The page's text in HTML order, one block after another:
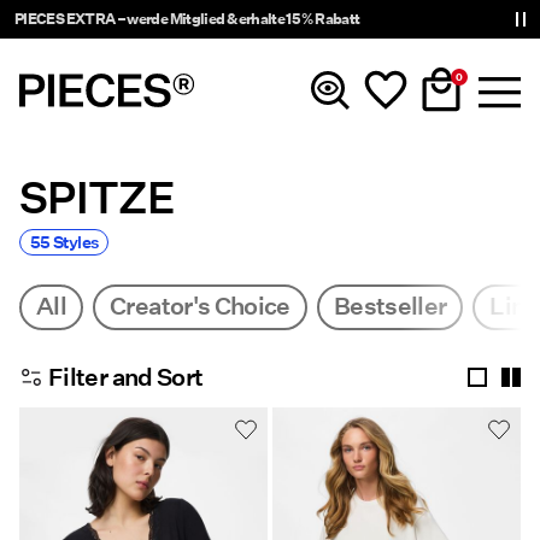
PIECES EXTRA – werde Mitglied & erhalte 15 % Rabatt
0
Neuheiten
Kleidung
Trending
Shop The Look
SPITZE
55 Styles
All Creator's Choice Bestseller
Filter and Sort